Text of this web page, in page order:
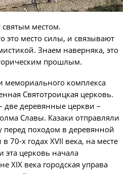
местом.
это место силы, и связывают
Знаем наверняка, это
прошлым.
мемориального комплекса
Святотроицкая церковь.
две деревянные церкви –
Славы. Казаки отправляли
перед походом в деревянной
70-х годах XVII века, на месте
эта церковь начала
ХІХ века городская управа